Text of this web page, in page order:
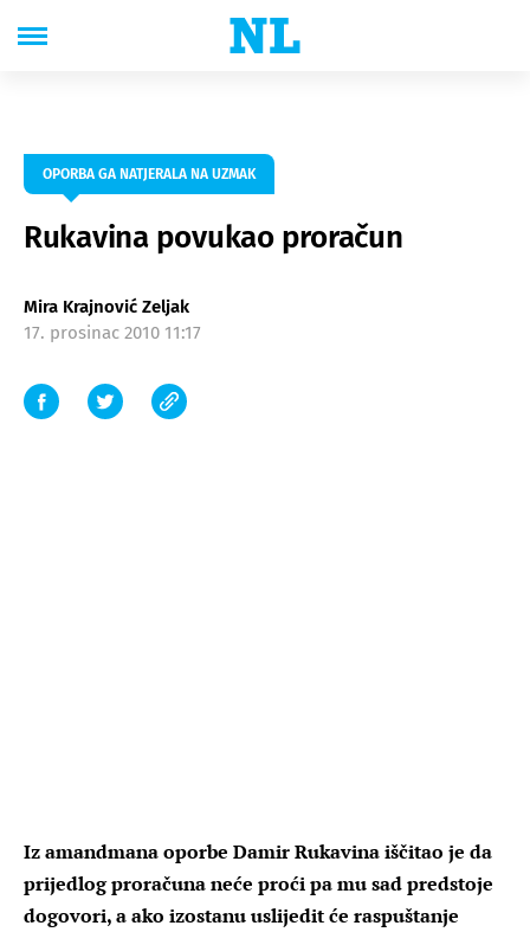
OPORBA GA NATJERALA NA UZMAK
Rukavina povukao proračun
Mira Krajnović Zeljak
17. prosinac 2010 11:17
Iz amandmana oporbe Damir Rukavina iščitao je da
prijedlog proračuna neće proći pa mu sad predstoje
dogovori, a ako izostanu uslijedit će raspuštanje